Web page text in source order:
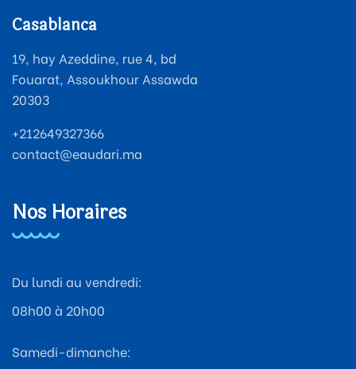
Casablanca
19, hay Azeddine, rue 4, bd
Fouarat, Assoukhour Assawda
20303
+212649327366
contact@eaudari.ma
Nos Horaires
Du lundi au vendredi:
08h00 à 20h00
Samedi-dimanche: